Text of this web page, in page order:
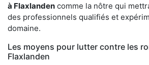
à Flaxlanden comme la nôtre qui
des professionnels qualifiés et
domaine.
Les moyens pour lutter contre les
Flaxlanden